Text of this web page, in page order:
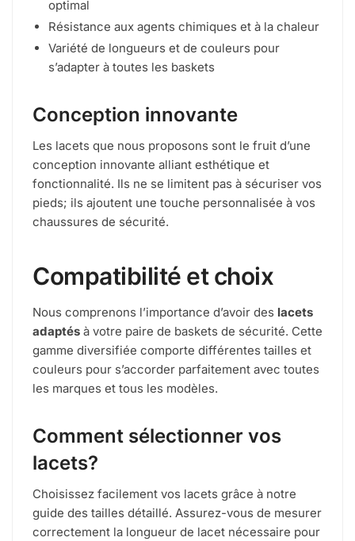
optimal
Résistance aux agents chimiques et à la chaleur
Variété de longueurs et de couleurs pour
s’adapter à toutes les baskets
Conception innovante
Les lacets que nous proposons sont le fruit d’une
conception innovante alliant esthétique et
fonctionnalité. Ils ne se limitent pas à sécuriser vos
pieds; ils ajoutent une touche personnalisée à vos
chaussures de sécurité.
Compatibilité et choix
Nous comprenons l’importance d’avoir des lacets
adaptés à votre paire de baskets de sécurité. Cette
gamme diversifiée comporte différentes tailles et
couleurs pour s’accorder parfaitement avec toutes
les marques et tous les modèles.
Comment sélectionner vos
lacets?
Choisissez facilement vos lacets grâce à notre
guide des tailles détaillé. Assurez-vous de mesurer
correctement la longueur de lacet nécessaire pour